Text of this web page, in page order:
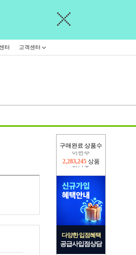
터 고객센터
구매완료 상품수
지난주
2,326,527상품
다양한 입점혜택
공급사입점상담